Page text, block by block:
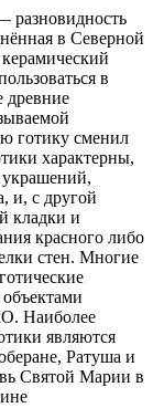
разновидность
в Северной
в
древние
готику сменил
характерны,
украшений,
и, с другой
кладки и
красного либо
стен. Многие
Наиболее
являются
Ратуша и
Святой Марии в